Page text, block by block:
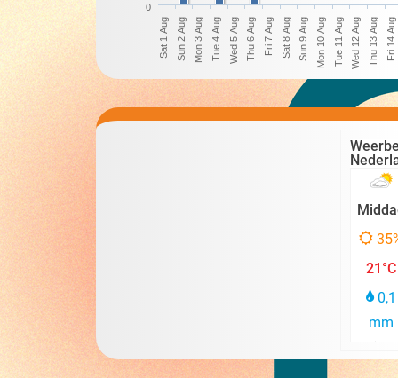
Sat 1 Aug Sun 2 Aug Mon 3 Aug Tue 4 Aug Wed 5 Aug Thu 6 Aug Fri 7 Aug Sat 8 Aug Sun 9 Aug Mon 10 Aug Tue 11 AugWed 12 Aug Thu 13 Aug Fri 14 Aug
0